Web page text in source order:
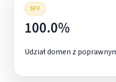
SPF
100.0%
Udział domen z